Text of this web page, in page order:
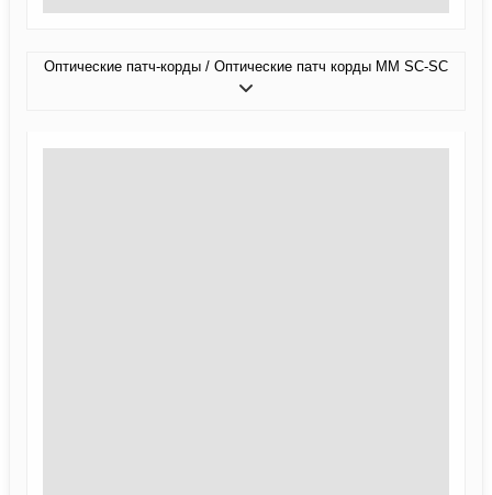
Оптические патч-корды / Оптические патч корды MM SC-SC